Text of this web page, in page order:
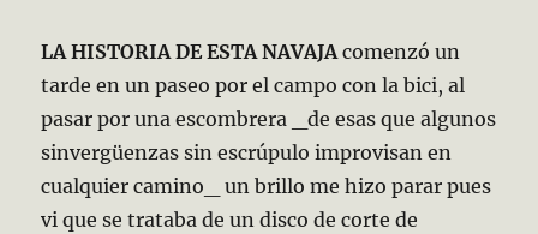
LA HISTORIA DE ESTA NAVAJA comenzó un
tarde en un paseo por el campo con la bici, al
pasar por una escombrera _de esas que algunos
sinvergüenzas sin escrúpulo improvisan en
cualquier camino_ un brillo me hizo parar pues
vi que se trataba de un disco de corte de